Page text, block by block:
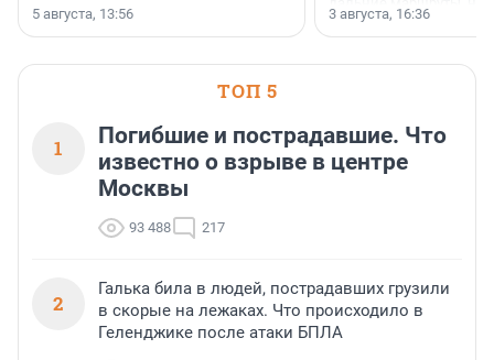
5 августа, 13:56
острова Африки и Азии,
свидетельствуют
3 августа, 16:36
ТОП 5
1
Погибшие и пострадавшие. Что
известно о взрыве в центре
Москвы
93 488 217
2
Галька била в людей, пострадавших грузили
в скорые на лежаках. Что происходило в
Геленджике после атаки БПЛА